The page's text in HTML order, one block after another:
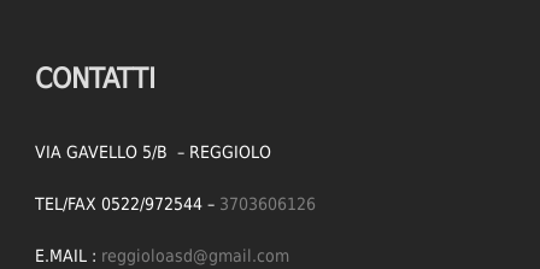
CONTATTI
VIA GAVELLO 5/B – REGGIOLO
TEL/FAX 0522/972544 – 3703606126
E.MAIL : reggioloasd@gmail.com